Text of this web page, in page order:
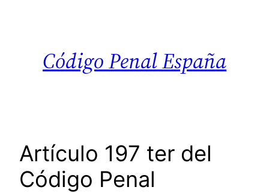
Código Penal España
Artículo 197 ter del
Código Penal